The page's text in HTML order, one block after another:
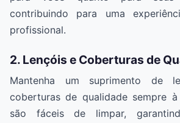
contribuindo para uma
profissional.
2. Lençóis e Coberturas de
Mantenha um suprimento de
coberturas de qualidade sempre
são fáceis de limpar,